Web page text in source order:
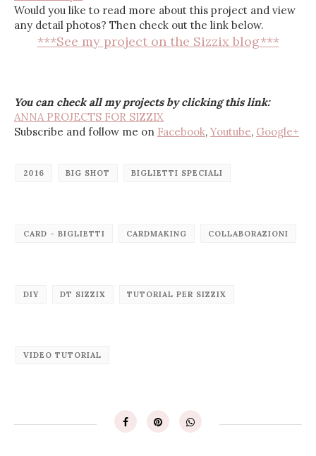
Would you like to read more about this project and view
any detail photos? Then check out the link below.
***See my project on the Sizzix blog***
You can check all my projects by clicking this link:
ANNA PROJECTS FOR SIZZIX
Subscribe and follow me on Facebook, Youtube, Google+
2016 BIG SHOT BIGLIETTI SPECIALI
CARD - BIGLIETTI CARDMAKING COLLABORAZIONI
DIY DT SIZZIX TUTORIAL PER SIZZIX
VIDEO TUTORIAL